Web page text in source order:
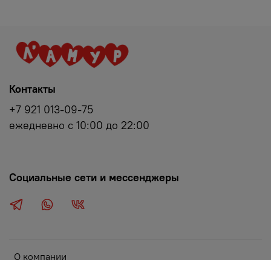
О компании
Контакты
+7 921 013-09-75
ежедневно с 10:00 до 22:00
Социальные сети и мессенджеры